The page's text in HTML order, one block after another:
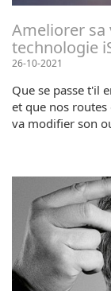
Ameliorer sa
technologie
26-10-2021
Que se passe t'il
et que nos
va modifier son